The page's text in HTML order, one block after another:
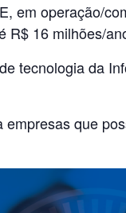
em operação/
R$ 16 milhões/
tecnologia da
que